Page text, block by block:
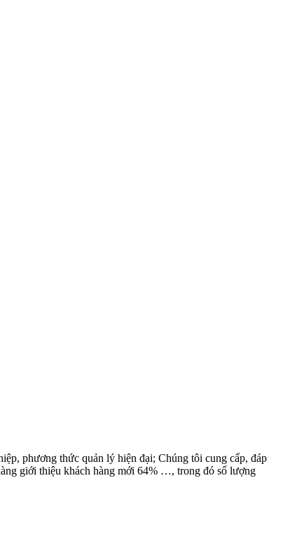
phương thức quản lý hiện đại; Chúng tôi cung cấp, đáp
giới thiệu khách hàng mới 64% …, trong đó số lượng